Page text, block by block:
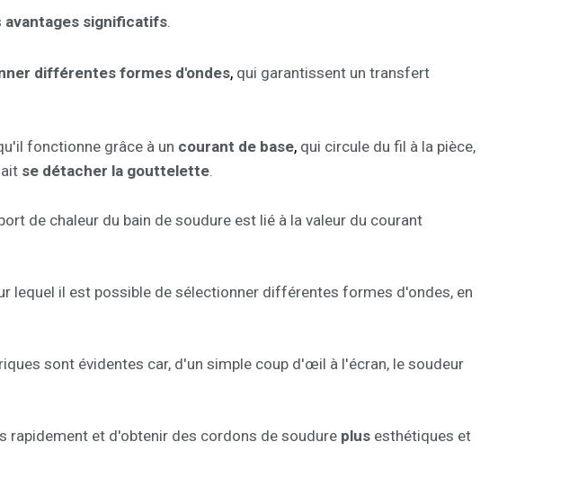
avantages significatifs.
différentes formes d'ondes, qui garantissent un transfert
fonctionne grâce à un courant de base, qui circule du fil à la pièce,
se détacher la gouttelette.
de chaleur du bain de soudure est lié à la valeur du courant
lequel il est possible de sélectionner différentes formes d'ondes, en
sont évidentes car, d'un simple coup d'œil à l'écran, le soudeur
rapidement et d'obtenir des cordons de soudure plus esthétiques et